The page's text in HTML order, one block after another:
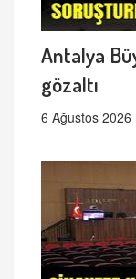
Antalya
gözaltı
6 Ağustos 2026